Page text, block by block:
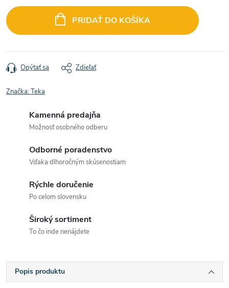
cena:
PRIDAŤ DO KOŠÍKA
Opýtať sa Zdieľať
Značka:Teka
Kamenná predajňa
Možnosť osobného odberu
Odborné poradenstvo
Vďaka dlhoročným skúsenostiam
Rýchle doručenie
Po celom slovensku
Široký sortiment
To čo inde nenájdete
Popis produktu